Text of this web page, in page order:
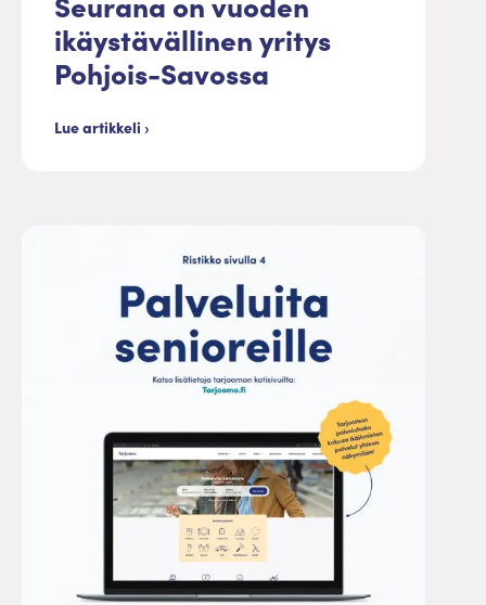
ikäystävällinen yritys
Pohjois-Savossa
Lue artikkeli ›